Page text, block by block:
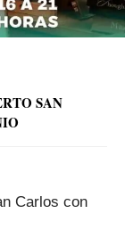
SAN
Carlos con